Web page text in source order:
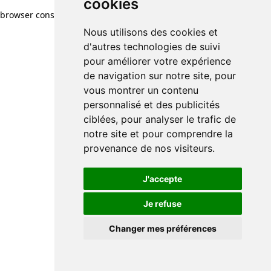
cookies
Nous utilisons des cookies et
d'autres technologies de suivi
pour améliorer votre expérience
de navigation sur notre site, pour
vous montrer un contenu
personnalisé et des publicités
ciblées, pour analyser le trafic de
notre site et pour comprendre la
provenance de nos visiteurs.
J'accepte
Je refuse
Changer mes préférences
browser console for more information)